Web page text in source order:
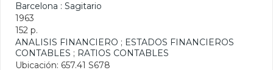
Barcelona : Sagitario
1963
152 p.
ANALISIS FINANCIERO ; ESTADOS FINANCIEROS
CONTABLES ; RATIOS CONTABLES
Ubicación: 657.41 S678